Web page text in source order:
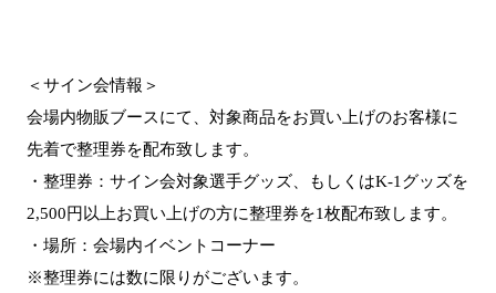
＜サイン会情報＞
会場内物販ブースにて、対象商品をお買い上げのお客様に
先着で整理券を配布致します。
・整理券：サイン会対象選手グッズ、もしくはK-1グッズを
2,500円以上お買い上げの方に整理券を1枚配布致します。
・場所：会場内イベントコーナー
※整理券には数に限りがございます。